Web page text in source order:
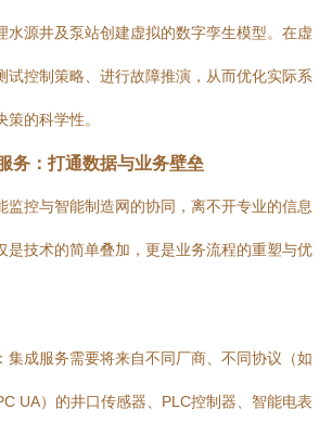
水源井及泵站创建虚拟的数字孪生模型。在虚
试控制策略、进行故障推演，从而优化实际系
的科学性。
务：打通数据与业务壁垒
监控与智能制造网的协同，离不开专业的信息
是技术的简单叠加，更是业务流程的重塑与优
：集成服务需要将来自不同厂商、不同协议（如
UA）的井口传感器、PLC控制器、智能电表